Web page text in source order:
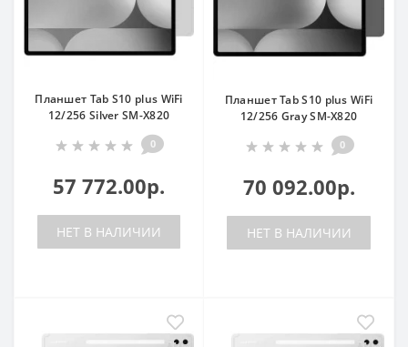
Планшет Tab S10 plus WiFi
12/256 Silver SM-X820
0
57 772.00р.
НЕТ В НАЛИЧИИ
Планшет Tab S10 plus WiFi
12/256 Gray SM-X820
0
70 092.00р.
НЕТ В НАЛИЧИИ